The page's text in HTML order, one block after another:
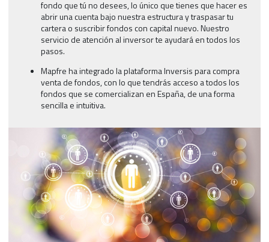
fondo que tú no desees, lo único que tienes que hacer es
abrir una cuenta bajo nuestra estructura y traspasar tu
cartera o suscribir fondos con capital nuevo. Nuestro
servicio de atención al inversor te ayudará en todos los
pasos.
Mapfre ha integrado la plataforma Inversis para compra
venta de fondos, con lo que tendrás acceso a todos los
fondos que se comercializan en España, de una forma
sencilla e intuitiva.